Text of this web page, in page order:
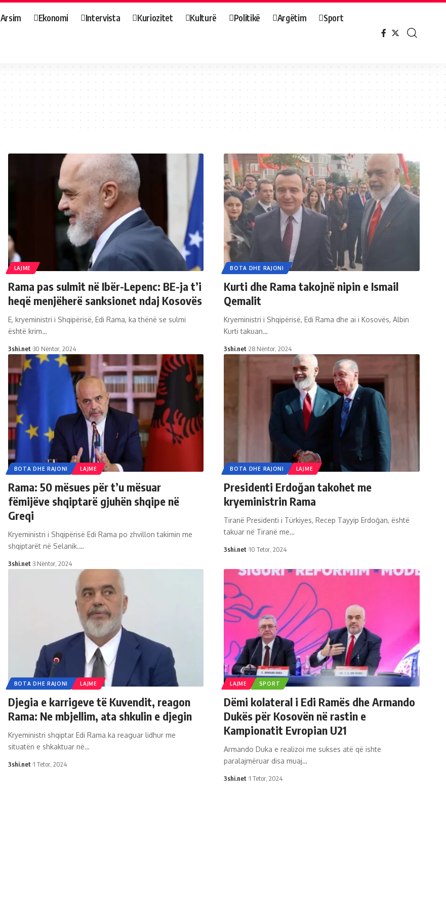
Arsim Ekonomi Intervista Kuriozitet Kulturë Politikë Argëtim Sport
LAJME
Rama pas sulmit në Ibër-Lepenc: BE-ja t’i
heqë menjëherë sanksionet ndaj Kosovës
E, kryeministri i Shqipërisë, Edi Rama, ka thënë se sulmi
është krim…
3shi.net 30 Nëntor, 2024
BOTA DHE RAJONI
Kurti dhe Rama takojnë nipin e Ismail
Qemalit
Kryeministri i Shqipërisë, Edi Rama dhe ai i Kosovës, Albin
Kurti takuan…
3shi.net 28 Nëntor, 2024
BOTA DHE RAJONI LAJME
Rama: 50 mësues për t’u mësuar
fëmijëve shqiptarë gjuhën shqipe në
Greqi
Kryeministri i Shqipërisë Edi Rama po zhvillon takimin me
shqiptarët në Selanik.…
3shi.net 3 Nëntor, 2024
BOTA DHE RAJONI LAJME
Presidenti Erdoğan takohet me
kryeministrin Rama
Tiranë Presidenti i Türkiyes, Recep Tayyip Erdoğan, është
takuar në Tiranë me…
3shi.net 10 Tetor, 2024
BOTA DHE RAJONI LAJME
Djegia e karrigeve të Kuvendit, reagon
Rama: Ne mbjellim, ata shkulin e djegin
Kryeministri shqiptar Edi Rama ka reaguar lidhur me
situatën e shkaktuar në…
3shi.net 1 Tetor, 2024
LAJME SPORT
Dëmi kolateral i Edi Ramës dhe Armando
Dukës për Kosovën në rastin e
Kampionatit Evropian U21
Armando Duka e realizoi me sukses atë që ishte
paralajmëruar disa muaj…
3shi.net 1 Tetor, 2024